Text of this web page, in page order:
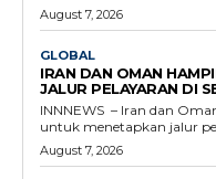
August 7, 2026
GLOBAL
IRAN DAN OMAN
JALUR PELAYARAN DI
INNNEWS – Iran dan
untuk menetapkan jalur
August 7, 2026